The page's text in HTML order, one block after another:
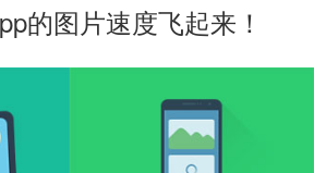
的图片速度飞起来！